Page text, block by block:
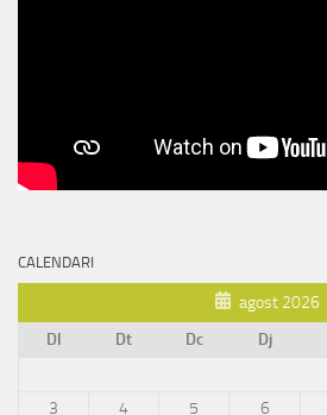
CALENDARI
agost 2026
Dl
Dt Dc Dj
3
4 5 6